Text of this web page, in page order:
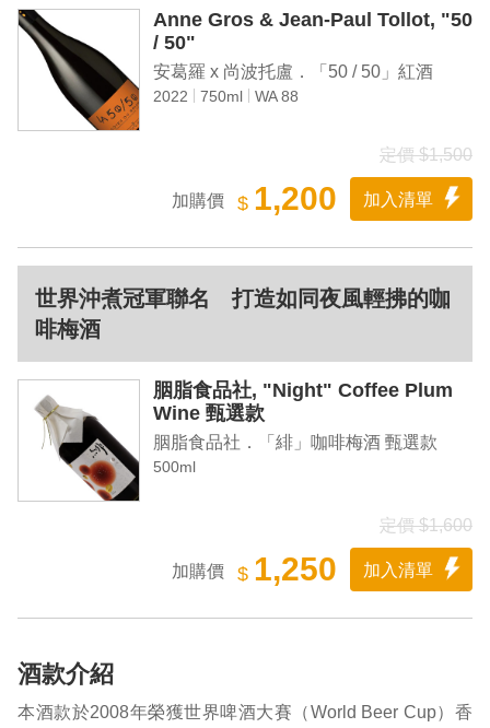
Anne Gros & Jean-Paul Tollot, "50
/ 50"
安葛羅 x 尚波托盧．「50 / 50」紅酒
2022 750ml WA 88
定價 $1,500
$ 1,200 加入清單
加購價
世界沖煮冠軍聯名 打造如同夜風輕拂的咖
啡梅酒
胭脂食品社, "Night" Coffee Plum
Wine 甄選款
胭脂食品社．「緋」咖啡梅酒 甄選款
500ml
定價 $1,600
$ 1,250 加入清單
加購價
酒款介紹
本酒款於2008年榮獲世界啤酒大賽（World Beer Cup）香